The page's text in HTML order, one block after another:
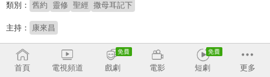
類別： 舊約 靈修 聖經 撒母耳記下
主持： 康來昌
收回
首頁
電視頻道 戲劇 電影 短劇 更多